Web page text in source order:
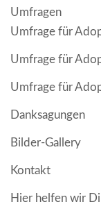
Umfragen
Umfrage für
Umfrage für
Umfrage für
Danksagungen
Bilder-Gallery
Kontakt
Hier helfen wir